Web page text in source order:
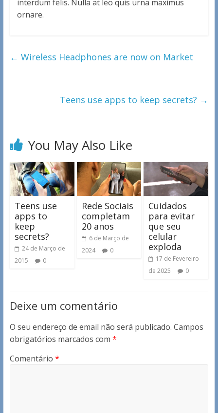
interdum felis. Nulla at leo quis urna maximus
ornare.
← Wireless Headphones are now on Market
Teens use apps to keep secrets? →
You May Also Like
Teens use
apps to
keep
secrets?
24 de Março de
2015
0
Rede Sociais
completam
20 anos
6 de Março de
2024
0
Cuidados
para evitar
que seu
celular
exploda
17 de Fevereiro
de 2025
0
Deixe um comentário
O seu endereço de email não será publicado. Campos
obrigatórios marcados com *
Comentário *